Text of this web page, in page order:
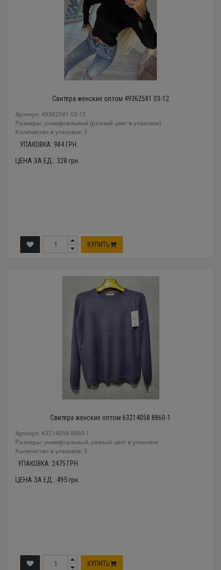
Свитера женские оптом 49362581 03-12
Артикул: 49362581 03-12
Размеры: универсальный (разный цвет в упаковке)
Количество в упаковке: 3
УПАКОВКА: 984 ГРН.
ЦЕНА ЗА ЕД.: 328 грн.
КУПИТЬ
Свитера женские оптом 63214058 8860-1
Артикул: 63214058 8860-1
Размеры: универсальный, разный цвет в упаковке
Количество в упаковке: 5
УПАКОВКА: 2475 ГРН.
ЦЕНА ЗА ЕД.: 495грн.
КУПИТЬ